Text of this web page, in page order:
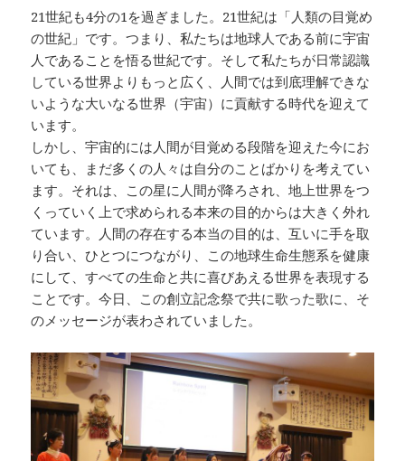
21世紀も4分の1を過ぎました。21世紀は「人類の目覚め
の世紀」です。つまり、私たちは地球人である前に宇宙
人であることを悟る世紀です。そして私たちが日常認識
している世界よりもっと広く、人間では到底理解できな
いような大いなる世界（宇宙）に貢献する時代を迎えて
います。
しかし、宇宙的には人間が目覚める段階を迎えた今にお
いても、まだ多くの人々は自分のことばかりを考えてい
ます。それは、この星に人間が降ろされ、地上世界をつ
くっていく上で求められる本来の目的からは大きく外れ
ています。人間の存在する本当の目的は、互いに手を取
り合い、ひとつにつながり、この地球生命生態系を健康
にして、すべての生命と共に喜びあえる世界を表現する
ことです。今日、この創立記念祭で共に歌った歌に、そ
のメッセージが表わされていました。